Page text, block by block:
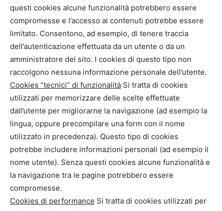
questi cookies alcune funzionalità potrebbero essere
compromesse e l’accesso ai contenuti potrebbe essere
limitato. Consentono, ad esempio, di tenere traccia
dell’autenticazione effettuata da un utente o da un
amministratore del sito. I cookies di questo tipo non
raccolgono nessuna informazione personale dell’utente.
Cookies “tecnici” di funzionalità Si tratta di cookies
utilizzati per memorizzare delle scelte effettuate
dall’utente per migliorarne la navigazione (ad esempio la
lingua, oppure precompilare una form con il nome
utilizzato in precedenza). Questo tipo di cookies
potrebbe includere informazioni personali (ad esempio il
nome utente). Senza questi cookies alcune funzionalità e
la navigazione tra le pagine potrebbero essere
compromesse.
Cookies di performance Si tratta di cookies utilizzati per